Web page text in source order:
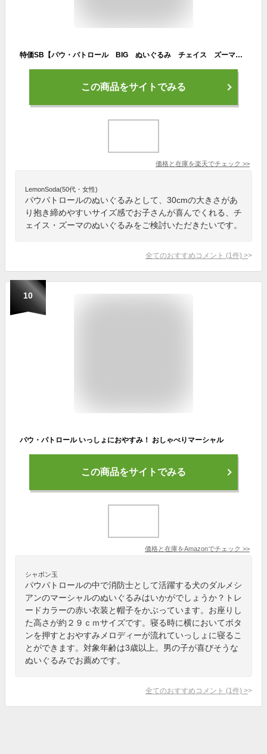
特価SB【パウ・パトロール BIG ぬいぐるみ チェイス ズーマ 30m】パウパト パウパトロール グッズ キャラクター マスコット 大きい 犬 プレゼント 雑貨 インテリア かわいい ビッグ スタンダード
この商品をサイトでみる
価格と在庫を楽天でチェック >>
LemonSoda(50代・女性)
パウパトロールのぬいぐるみとして、30cmの大きさがあ
り抱き締めやすいサイズ感でお子さんが喜んでくれる、チ
ェイス・ズーマのぬいぐるみをご検討いただきたいです。
全てのおすすめコメント (1 件) >
10
パウ・パトロール いっしょにおやすみ！ おしゃべりマーシャル
この商品をサイトでみる
価格と在庫をAmazonでチェック >>
シャボン玉
パウパトロールの中で消防士として活躍する犬のダルメシ
アンのマーシャルのぬいぐるみはいかがでしょうか？トレ
ードカラーの赤い衣装と帽子をかぶっています。お座りし
た高さが約２９ｃｍサイズです。寝る時に横においてボタ
ンを押すとおやすみメロディーが流れていっしょに寝るこ
とができます。対象年齢は3歳以上。男の子が喜びそうな
ぬいぐるみでお薦めです。
全てのおすすめコメント (1 件) >